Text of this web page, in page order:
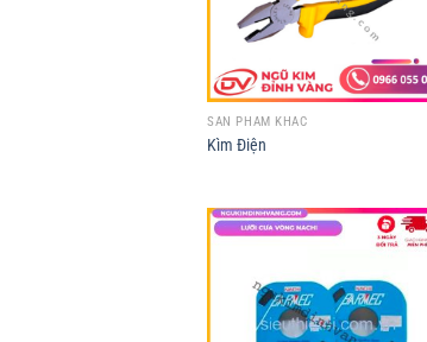
SẢN PHẨM KHÁC
Kìm Điện